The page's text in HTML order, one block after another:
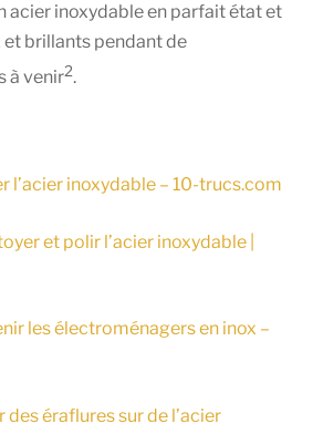
acier inoxydable en parfait état et
brillants pendant de
à venir2.
l’acier inoxydable – 10-trucs.com
et polir l’acier inoxydable |
les électroménagers en inox –
éraflures sur de l’acier